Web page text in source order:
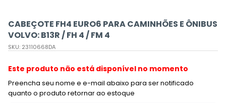
CABEÇOTE FH4 EURO6 PARA CAMINHÕES E ÔNIBUS
VOLVO: B13R / FH 4 / FM 4
SKU: 23110668DA
Este produto não está disponível no momento